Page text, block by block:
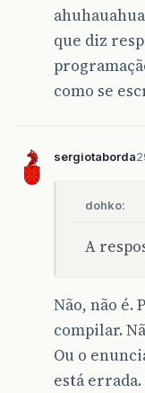
que diz
como se
sergiotaborda
dohko:
A
Não, não é.
compilar.
Ou o
está